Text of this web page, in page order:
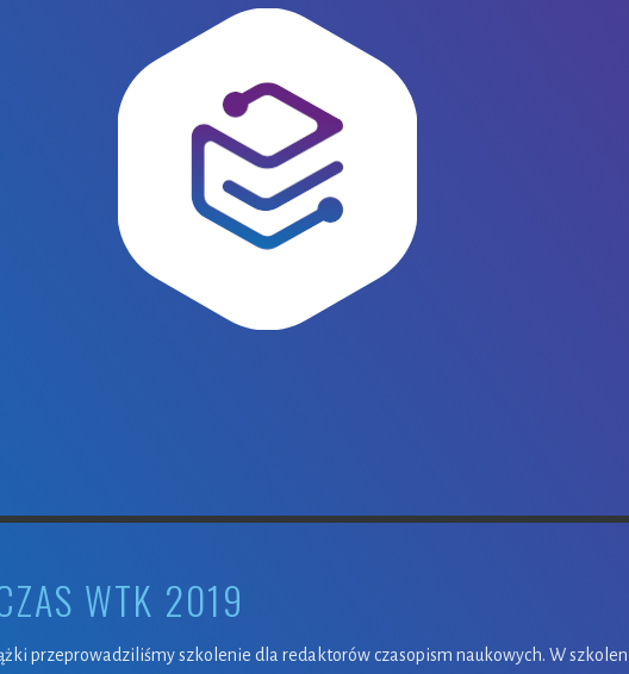
WTK 2019
przeprowadziliśmy szkolenie dla redaktorów czasopism naukowych. W